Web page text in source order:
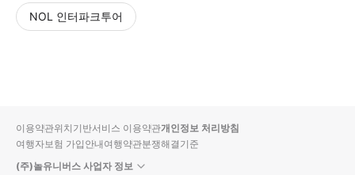
NOL 인터파크투어
입니
다.
순
상
이용약관위치기반서비스 이용약관개인정보 처리방침
여행자보험 가입안내여행약관분쟁해결기준
(주)놀유니버스 사업자 정보